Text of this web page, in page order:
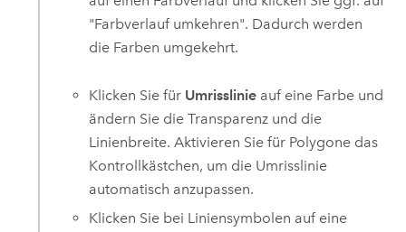
"Farbverlauf umkehren". Dadurch werden
die Farben umgekehrt.
Klicken Sie für Umrisslinie auf eine Farbe und
ändern Sie die Transparenz und die
Linienbreite. Aktivieren Sie für Polygone das
Kontrollkästchen, um die Umrisslinie
automatisch anzupassen.
Klicken Sie bei Liniensymbolen auf eine